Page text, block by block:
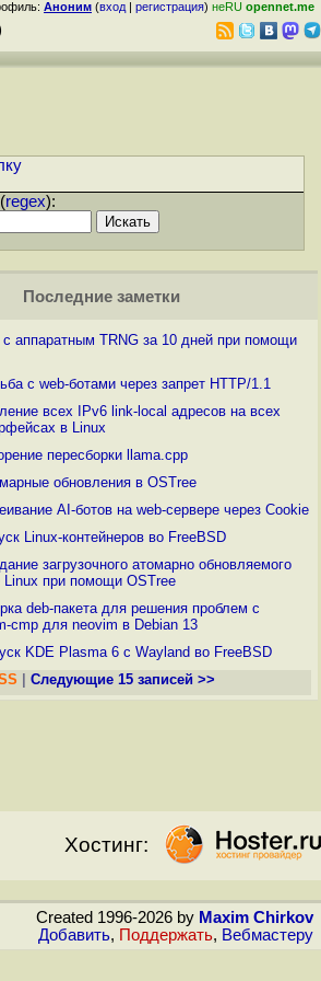
Аноним (вход | регистрация) неRU opennet.me
regex):
Последние заметки
с аппаратным TRNG за 10 дней при помощи
с web-ботами через запрет HTTP/1.1
всех IPv6 link-local адресов на всех
в Linux
пересборки llama.cpp
обновления в OSTree
AI-ботов на web-сервере через Cookie
Linux-контейнеров во FreeBSD
загрузочного атомарно обновляемого
Linux при помощи OSTree
deb-пакета для решения проблем с
cmp для neovim в Debian 13
KDE Plasma 6 с Wayland во FreeBSD
Следующие 15 записей >>
Хостинг:
Created 1996-2026 by Maxim Chirkov
Добавить, Поддержать, Вебмастеру